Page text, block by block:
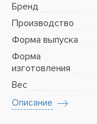
Бренд
Производство
Форма выпуска
Форма
изготовления
Вес
Описание